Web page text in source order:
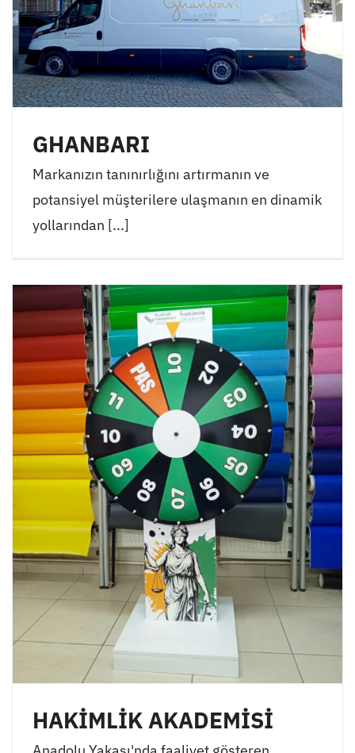
GHANBARI
Markanızın tanınırlığını artırmanın ve
potansiyel müşterilere ulaşmanın en dinamik
yollarından [...]
HAKİMLİK AKADEMİSİ